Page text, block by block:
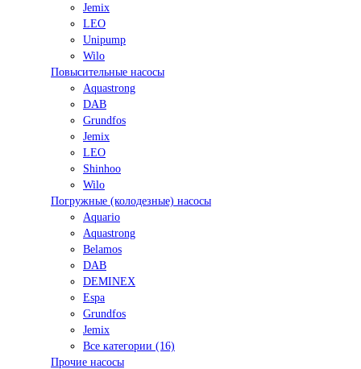
Jemix
LEO
Unipump
Wilo
Повысительные насосы
Aquastrong
DAB
Grundfos
Jemix
LEO
Shinhoo
Wilo
Погружные (колодезные) насосы
Aquario
Aquastrong
Belamos
DAB
DEMINEX
Espa
Grundfos
Jemix
Все категории (16)
Прочие насосы